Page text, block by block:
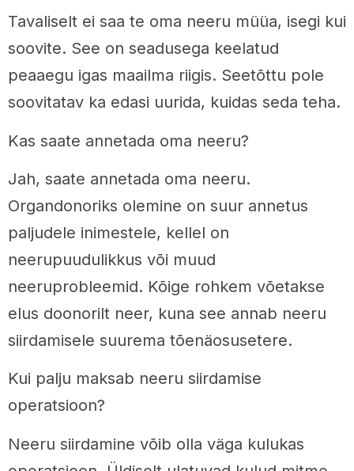
Tavaliselt ei saa te oma neeru müüa, isegi kui
soovite. See on seadusega keelatud
peaaegu igas maailma riigis. Seetõttu pole
soovitatav ka edasi uurida, kuidas seda teha.
Kas saate annetada oma neeru?
Jah, saate annetada oma neeru.
Organdonoriks olemine on suur annetus
paljudele inimestele, kellel on
neerupuudulikkus või muud
neeruprobleemid. Kõige rohkem võetakse
elus doonorilt neer, kuna see annab neeru
siirdamisele suurema tõenäosusetere.
Kui palju maksab neeru siirdamise
operatsioon?
Neeru siirdamine võib olla väga kulukas